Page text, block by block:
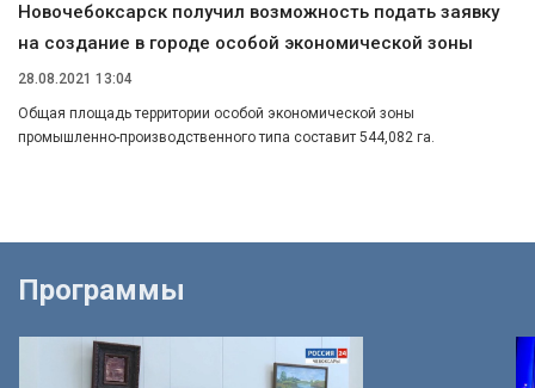
Новочебоксарск получил возможность подать заявку
на создание в городе особой экономической зоны
28.08.2021 13:04
Общая площадь территории особой экономической зоны
промышленно-производственного типа составит 544,082 га.
Программы